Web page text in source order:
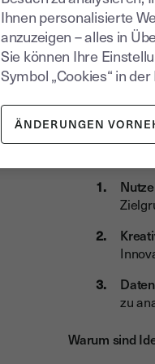
des
Das
ihre
zu
Warum sind
Ihnen personalisierte
anzuzeigen – alles in
Sie können Ihre
Symbol „Cookies“ in
ÄNDERUNGEN